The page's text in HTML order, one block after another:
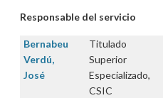
Responsable del servicio
Bernabeu
Verdú,
José
Titulado
Superior
Especializado,
CSIC